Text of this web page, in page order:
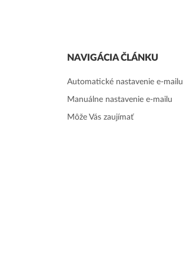
NAVIGÁCIA ČLÁNKU
Automatické nastavenie e-mailu
Manuálne nastavenie e-mailu
Môže Vás zaujímať